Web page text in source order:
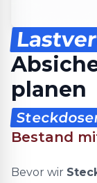
planen
Bestand
Bevor wir